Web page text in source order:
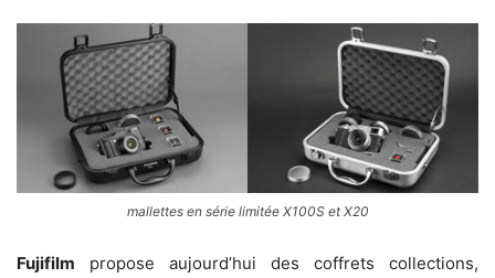
mallettes en série limitée X100S et X20
Fujifilm propose aujourd’hui des coffrets collections,